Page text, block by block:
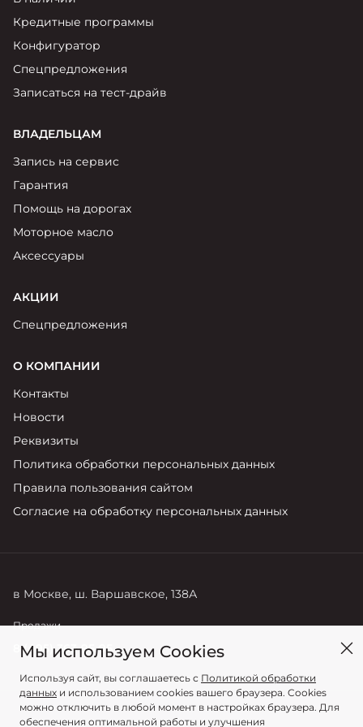
Яркий динамичный седан
Кредитные программы
Калькулятор трейд-ин
Страховые программы
Моторное масло
СЕРВИСНЫЕ АКЦИИ
КОНТАКТЫ
Кредитные программы
Конфигуратор
Спецпредложения
Записаться на тест-драйв
ВЛАДЕЛЬЦАМ
Запись на сервис
Гарантия
Помощь на дорогах
Моторное масло
Аксессуары
АКЦИИ
Спецпредложения
О КОМПАНИИ
Контакты
Новости
Реквизиты
Политика обработки персональных данных
Правила пользования сайтом
Согласие на обработку персональных данных
в Москве, ш. Варшавское, 138А
Продажи
8 (495) 363-95-95
Мы используем Cookies
данныхи использованием cookies вашего браузера. Cookies
можно отключить в любой момент в настройках браузера. Для
обеспечения оптимальной работы и улучшения